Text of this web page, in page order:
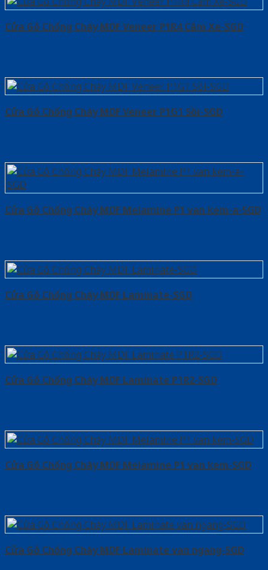
Cửa Gỗ Chống Cháy MDF Veneer P1R4 Căm Xe-SGD
Cửa Gỗ Chống Cháy MDF Veneer P1G1 Sồi-SGD
Cửa Gỗ Chống Cháy MDF Melamine P1 van kem-a-SGD
Cửa Gỗ Chống Cháy MDF Laminate-SGD
Cửa Gỗ Chống Cháy MDF Laminate P1R2-SGD
Cửa Gỗ Chống Cháy MDF Melamine P1 van kem-SGD
Cửa Gỗ Chống Cháy MDF Laminate van ngang-SGD